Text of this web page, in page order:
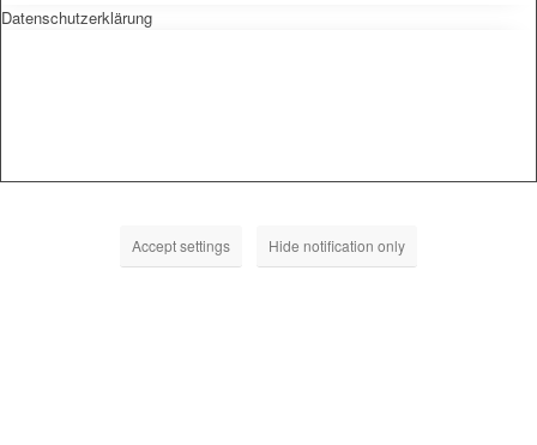
Datenschutzerklärung
Accept settings Hide notification only